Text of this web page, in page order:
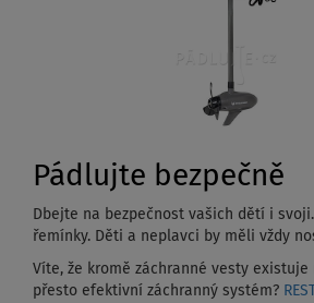
Pádlujte bezpečně
Dbejte na bezpečnost vašich dětí i
řemínky. Děti a neplavci by měli vždy
Víte, že kromě záchranné vesty existuje
přesto efektivní záchranný systém?